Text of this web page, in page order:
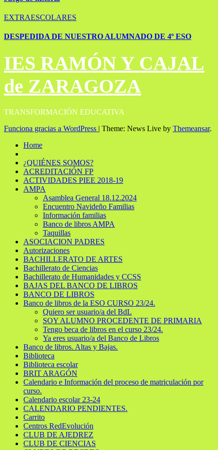
EXTRAESCOLARES
DESPEDIDA DE NUESTRO ALUMNADO DE 4º ESO
IES RAMÓN Y CAJAL
de ZARAGOZA
TRANSFORMACIÓN EDUCATIVA
Funciona gracias a WordPress | Theme: News Live by Themeansar.
Home
¿QUIÉNES SOMOS?
ACREDITACIÓN FP
ACTIVIDADES PIEE 2018-19
AMPA
Asamblea General 18.12.2024
Encuentro Navideño Familias
Información familias
Banco de libros AMPA
Taquillas
ASOCIACION PADRES
Autorizaciones
BACHILLERATO DE ARTES
Bachillerato de Ciencias
Bachillerato de Humanidades y CCSS
BAJAS DEL BANCO DE LIBROS
BANCO DE LIBROS
Banco de libros de la ESO CURSO 23/24.
Quiero ser usuario/a del BdL
SOY ALUMNO PROCEDENTE DE PRIMARIA
Tengo beca de libros en el curso 23/24.
Ya eres usuario/a del Banco de Libros
Banco de libros. Altas y Bajas.
Biblioteca
Biblioteca escolar
BRIT ARAGÓN
Calendario e Información del proceso de matriculación por
curso.
Calendario escolar 23-24
CALENDARIO PENDIENTES.
Carrito
Centros RedEvolución
CLUB DE AJEDREZ
CLUB DE CIENCIAS